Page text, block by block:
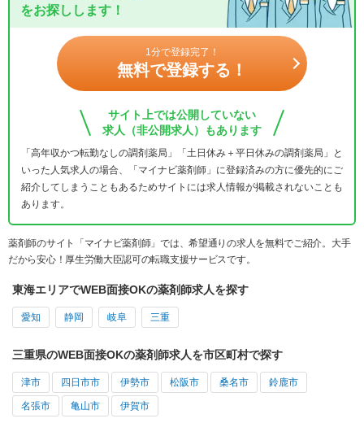
をお探しします！
1分で登録完了！
無料で登録する！
サイト上では公開していない
求人（非公開求人）もあります
「高年収かつ転勤なしの調剤薬局」「土日休み＋平日休みの調剤薬局」と
いった人気求人の場合、「マイナビ薬剤師」に登録済みの方に優先的にご
紹介してしまうこともあるためサイトには求人情報が掲載されないことも
あります。
薬剤師のサイト「マイナビ薬剤師」では、希望通りの求人を無料でご紹介。大手
だから安心！厚生労働大臣認可の転職支援サービスです。
東海エリアでWEB面接OKの薬剤師求人を探す
愛知 静岡 岐阜 三重
三重県のWEB面接OKの薬剤師求人を市区町村で探す
津市 四日市市 伊勢市 松阪市 桑名市 鈴鹿市
名張市 亀山市 伊賀市